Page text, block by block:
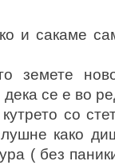
и сакаме
земете
се е во
со
како
( без